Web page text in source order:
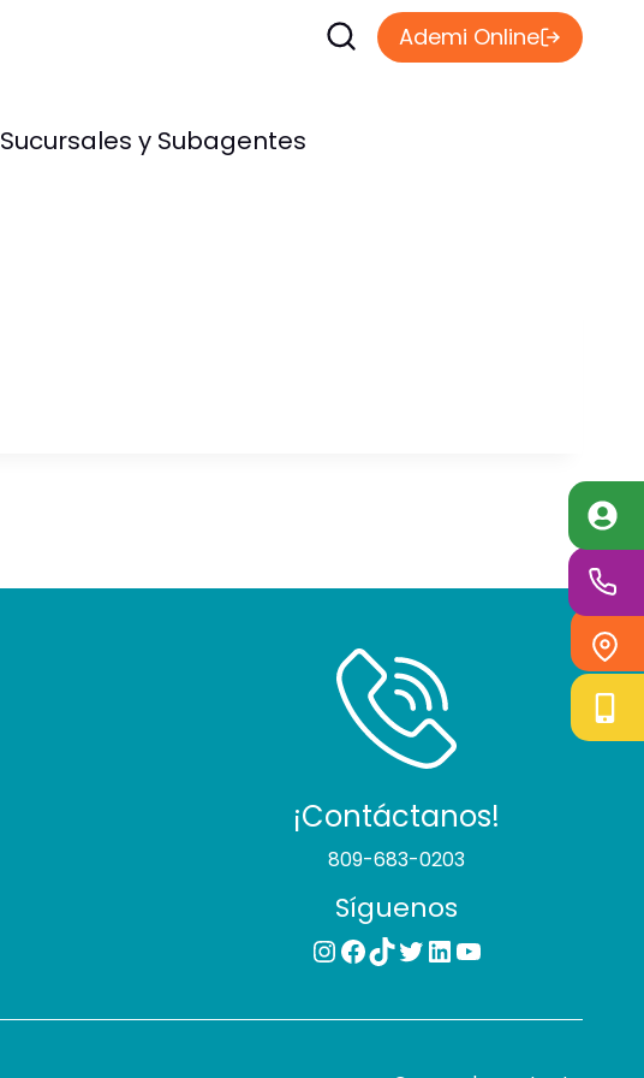
Ademi Online
Sucursales y Subagentes
¡Contáctanos!
809-683-0203
Síguenos
Instagram
Facebook
TikTok
Twitter
LinkedIn
YouTube